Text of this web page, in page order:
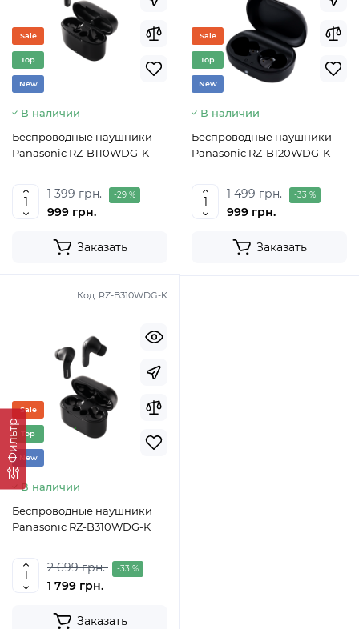
Фильтр
Sale
Top
New
В наличии
Беспроводные наушники
Panasonic RZ-B110WDG-K
1 399 грн. -29 %
999 грн.
Заказать
Sale
Top
New
В наличии
Беспроводные наушники
Panasonic RZ-B120WDG-K
1 499 грн. -33 %
999 грн.
Заказать
Код: RZ-B310WDG-K
Sale
Top
New
В наличии
Беспроводные наушники
Panasonic RZ-B310WDG-K
2 699 грн. -33 %
1 799 грн.
Заказать